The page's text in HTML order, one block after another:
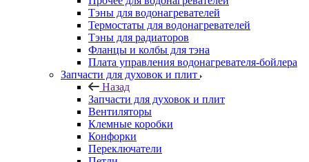
Тэны для водонагревателей
Термостаты для водонагревателей
Тэны для радиаторов
Фланцы и колбы для тэна
Плата управления водонагревателя-бойлера
Запчасти для духовок и плит
Назад
Запчасти для духовок и плит
Вентиляторы
Клемные коробки
Конфорки
Переключатели